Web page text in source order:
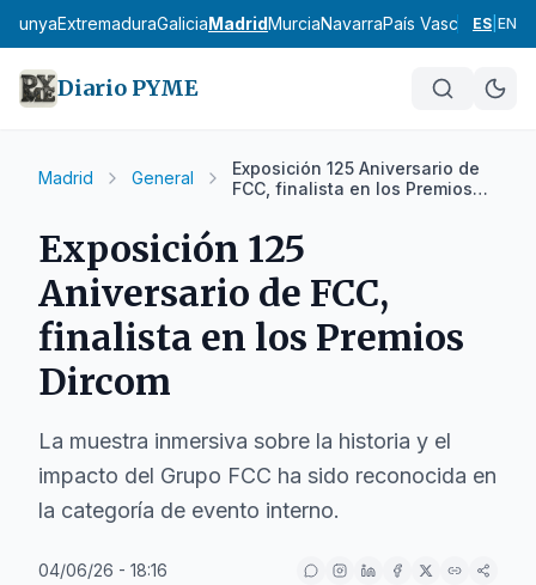
ExtremaduraGaliciaMadridMurciaNavarraPaís Vasco La Rioja
ES EN
Diario PYME
Madrid General
Exposición 125 Aniversario de
FCC, finalista en los Premios
Exposición 125
Aniversario de FCC,
finalista en los Premios
Dircom
La muestra inmersiva sobre la historia y el
impacto del Grupo FCC ha sido reconocida en
la categoría de evento interno.
04/06/26 - 18:16